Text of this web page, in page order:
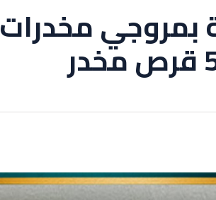
بمروجي مخدرات